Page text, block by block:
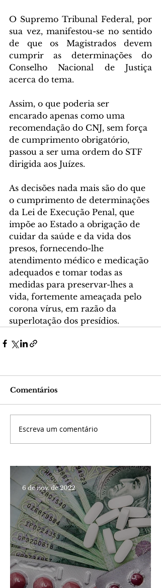
O Supremo Tribunal Federal, por
sua vez, manifestou-se no sentido
de que os Magistrados devem
cumprir as determinações do
Conselho Nacional de Justiça
acerca do tema.
Assim, o que poderia ser
encarado apenas como uma
recomendação do CNJ, sem força
de cumprimento obrigatório,
passou a ser uma ordem do STF
dirigida aos Juízes.
As decisões nada mais são do que
o cumprimento de determinações
da Lei de Execução Penal, que
impõe ao Estado a obrigação de
cuidar da saúde e da vida dos
presos, fornecendo-lhe
atendimento médico e medicação
adequados e tomar todas as
medidas para preservar-lhes a
vida, fortemente ameaçada pelo
corona vírus, em razão da
superlotação dos presídios.
Comentários
Escreva um comentário
6 de nov. de 2022